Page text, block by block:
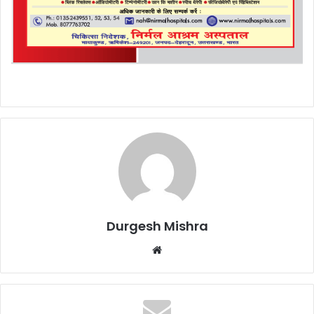
Durgesh Mishra
Website